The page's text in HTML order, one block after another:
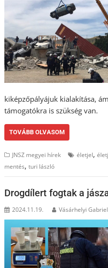
kiképzőpályájuk kialakítása,
támogatókra is szükség van.
TOVÁBB OLVASOM
JNSZ megyei hírek életjel,
mentés,turi lászló
Drogdílert fogtak a
2024.11.19. Vásárhelyi